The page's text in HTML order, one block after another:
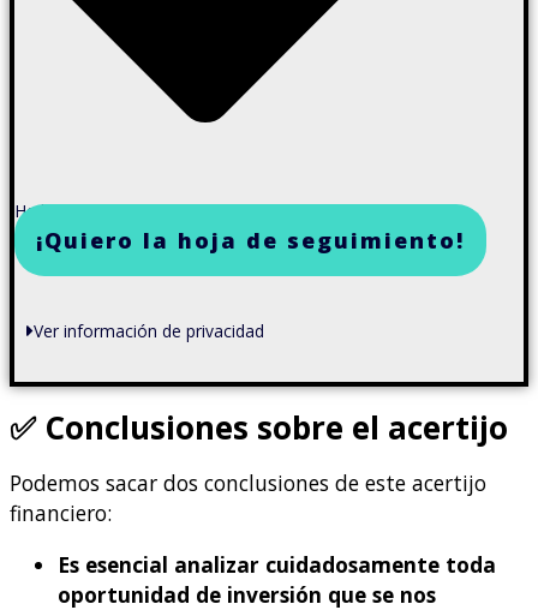
He leído y acepto la política de privacidad
¡Quiero la hoja de seguimiento!
Ver información de privacidad
✅ Conclusiones sobre el acertijo
Podemos sacar dos conclusiones de este acertijo
financiero:
Es esencial analizar cuidadosamente toda
oportunidad de inversión que se nos